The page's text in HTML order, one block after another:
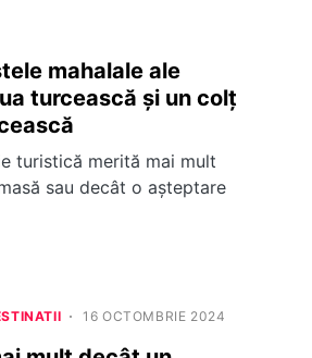
mahalale ale
turcească și un colț
turistică merită mai mult
sau decât o așteptare
16 OCTOMBRIE 2024